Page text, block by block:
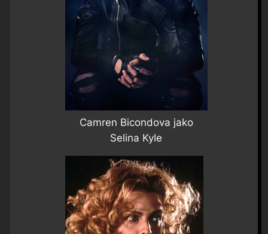
Camren Bicondova jako
Selina Kyle